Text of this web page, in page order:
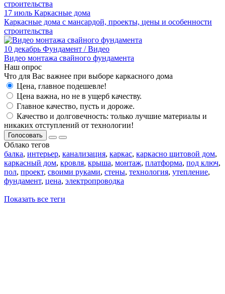
17 июль Каркасные дома
Каркасные дома с мансардой, проекты, цены и особенности
строительства
10 декабрь Фундамент / Видео
Видео монтажа свайного фундамента
Наш опрос
Что для Вас важнее при выборе каркасного дома
Цена, главное подешевле!
Цена важна, но не в ущерб качеству.
Главное качество, пусть и дороже.
Качество и долговечность: только лучшие материалы и
никаких отступлений от технологии!
Голосовать
Облако тегов
балка, интерьер, канализация, каркас, каркасно щитовой дом,
каркасный дом, кровля, крыша, монтаж, платформа, под ключ,
пол, проект, своими руками, стены, технология, утепление,
фундамент, цена, электропроводка
Показать все теги